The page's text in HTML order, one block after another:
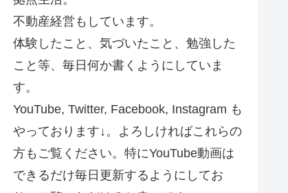
不動産経営もしています。
体験したこと、気づいたこと、勉強した
こと等、毎日何か書くようにしていま
す。
YouTube, Twitter, Facebook, Instagram も
やっております↓。よろしければこれらの
方もご覧ください。特にYouTube動画は
できるだけ毎日更新するようにしてお